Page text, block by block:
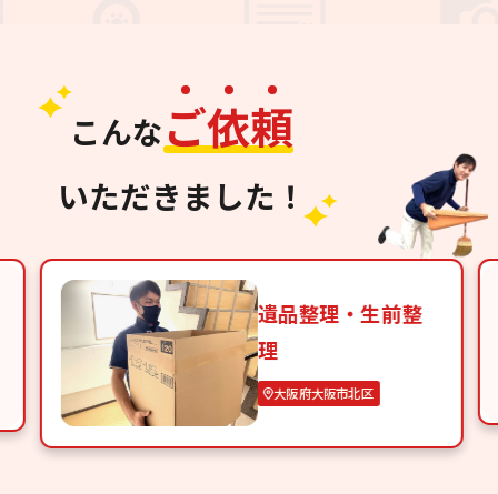
こんなご依頼
いただきました！
遺品整理・生前整
理
大阪府大阪市北区